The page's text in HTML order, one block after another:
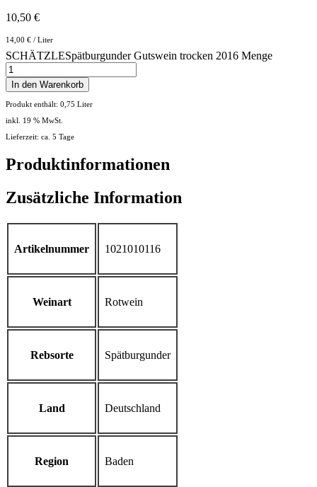
10,50 €
14,00 € / Liter
SCHÄTZLESpätburgunder Gutswein trocken 2016 Menge
In den Warenkorb
Produkt enthält: 0,75 Liter
inkl. 19 % MwSt.
Lieferzeit: ca. 5 Tage
Produktinformationen
Zusätzliche Information
Artikelnummer 1021010116
Weinart Rotwein
Rebsorte Spätburgunder
Land Deutschland
Region Baden